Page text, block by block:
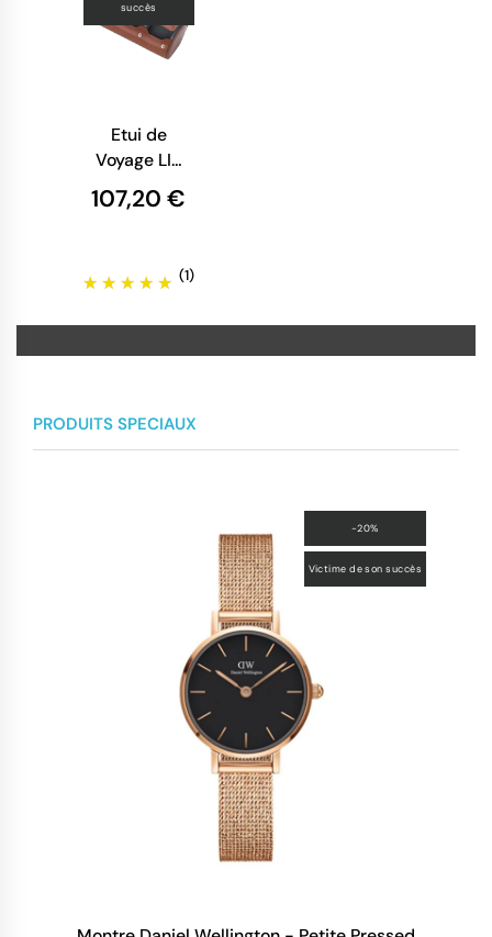
succès
Etui de
Voyage LIP
pour 3
Montres -
107,20 €
(1)
PRODUITS SPECIAUX
-20%
Victime de son succès